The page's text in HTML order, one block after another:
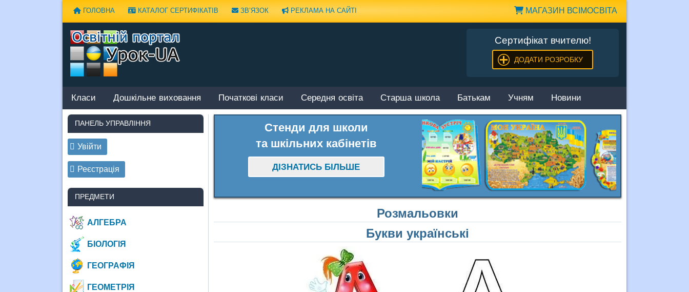
МАГАЗИН ВСІМОСВІТА
ГОЛОВНА КАТАЛОГ СЕРТИФІКАТІВ ЗВ’ЯЗОК РЕКЛАМА НА САЙТІ
Сертифікат вчителю!
ДОДАТИ РОЗРОБКУ
Класи Дошкільне виховання Початкові класи Середня освіта Старша школа Батькам Учням Новини
Стенди для школи
та шкільних кабінетів
ДІЗНАТИСЬ БІЛЬШЕ
Розмальовки
Букви українські
ПАНЕЛЬ УПРАВЛІННЯ
Увійти
Реєстрація
ПРЕДМЕТИ
АЛГЕБРА
БІОЛОГІЯ
ГЕОГРАФІЯ
ГЕОМЕТРІЯ